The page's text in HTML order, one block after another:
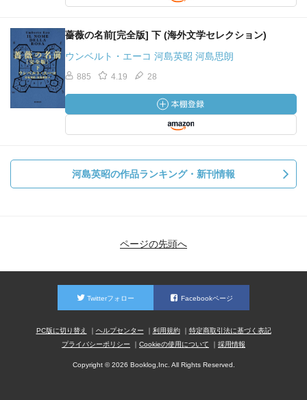
て息を呑んだ。恋を味わい挫折を覚えることは、元には戻
れないということ。それでもどこかに行けると思えたな
ら。少し羨ましかった。
今夜はイタリア映画祭でパヴェーゼ原作『美しい夏』（ラ
ウラ・ルケッティ監督）。
イタリア北部の季節ごとに移り変わる光。少予算だったと
べてが丁寧な佳作だった。
パヴェーゼの作品を映像化する困難さを思いつつ、とても
美しい余韻が残る。
書かれたとは思えない内容だけれど、それは巻末で解説さ
や傷の明るさみたいなものがある。恋愛文化というか、男
感じた苦しさと似た部分があったな
とにかくよかった
薔薇の名前[完全版] 下 (海外文学セレクション)
ウンベルト・エーコ 河島英昭 河島思朗
885 4.19 28
河島英昭の作品ランキング・新刊情報
ページの先頭へ
Twitterフォロー Facebookページ
PC版に切り替え ヘルプセンター 利用規約
特定商取引法に基づく表記
プライバシーポリシー
Cookieの使用について 採用情報
Copyright © 2026 Booklog,Inc. All Rights Reserved.